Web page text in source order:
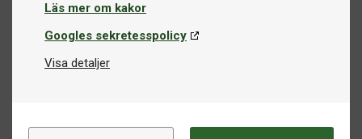
Läs mer om kakor
Googles sekretesspolicy
Visa detaljer